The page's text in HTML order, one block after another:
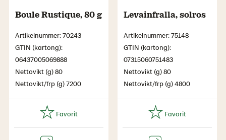
Boule Rustique, 80 g
Artikelnummer: 70243
GTIN (kartong):
06437005069888
Nettovikt (g) 80
Nettovikt/frp (g) 7200
Levainfralla, solros
Artikelnummer: 75148
GTIN (kartong):
07315060751483
Nettovikt (g) 80
Nettovikt/frp (g) 4800